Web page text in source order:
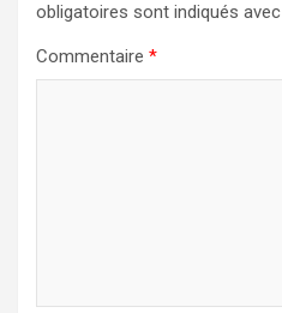
obligatoires sont indiqués avec
Commentaire *